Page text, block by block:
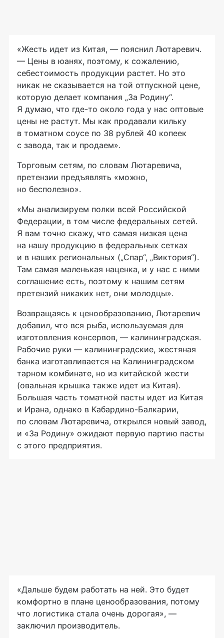
«Жесть идет из Китая, — пояснил Лютаревич.
— Цены в юанях, поэтому, к сожалению,
себестоимость продукции растет. Но это
никак не сказывается на той отпускной цене,
которую делает компания „За Родину“.
Я думаю, что где-то около года у нас оптовые
цены не растут. Мы как продавали кильку
в томатном соусе по 38 рублей 40 копеек
с завода, так и продаем».
Торговым сетям, по словам Лютаревича,
претензии предъявлять «можно,
но бесполезно».
«Мы анализируем полки всей Российской
Федерации, в том числе федеральных сетей.
Я вам точно скажу, что самая низкая цена
на нашу продукцию в федеральных сетках
и в наших региональных („Спар“, „Виктория“).
Там самая маленькая наценка, и у нас с ними
соглашение есть, поэтому к нашим сетям
претензий никаких нет, они молодцы».
Возвращаясь к ценообразованию, Лютаревич
добавил, что вся рыба, используемая для
изготовления консервов, — калининградская.
Рабочие руки — калининградские, жестяная
банка изготавливается на Калининградском
тарном комбинате, но из китайской жести
(овальная крышка также идет из Китая).
Большая часть томатной пасты идет из Китая
и Ирана, однако в Кабардино-Балкарии,
по словам Лютаревича, открылся новый завод,
и «За Родину» ожидают первую партию пасты
с этого предприятия.
«Дальше будем работать на ней. Это будет
комфортно в плане ценообразования, потому
что логистика стала очень дорогая», —
заключил производитель.